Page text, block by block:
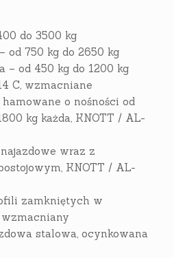
do 3500 kg
od 750 kg do 2650 kg
– od 450 kg do 1200 kg
C, wzmacniane
o nośności od
kg każda, KNOTT / AL-
wraz z
KNOTT / AL-
zamkniętych w
wzmacniany
stalowa, ocynkowana